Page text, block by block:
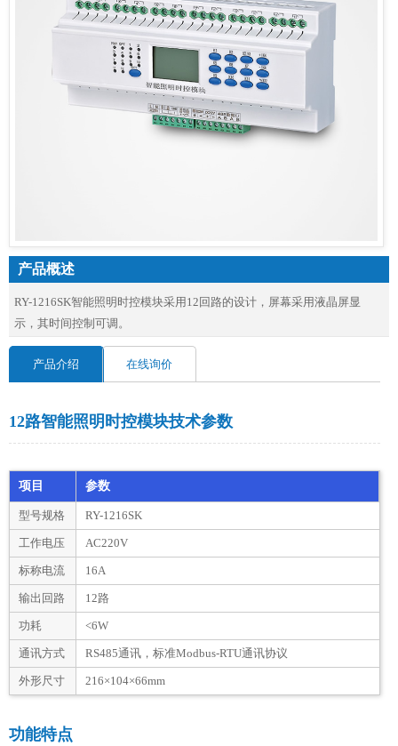
产品概述
RY-1216SK智能照明时控模块采用12回路的设计，屏幕采用液晶屏显
示，其时间控制可调。
产品介绍 在线询价
12路智能照明时控模块技术参数
项目 参数
型号规格 RY-1216SK
工作电压 AC220V
标称电流 16A
输出回路 12路
功耗 <6W
通讯方式 RS485通讯，标准Modbus-RTU通讯协议
外形尺寸 216×104×66mm
功能特点